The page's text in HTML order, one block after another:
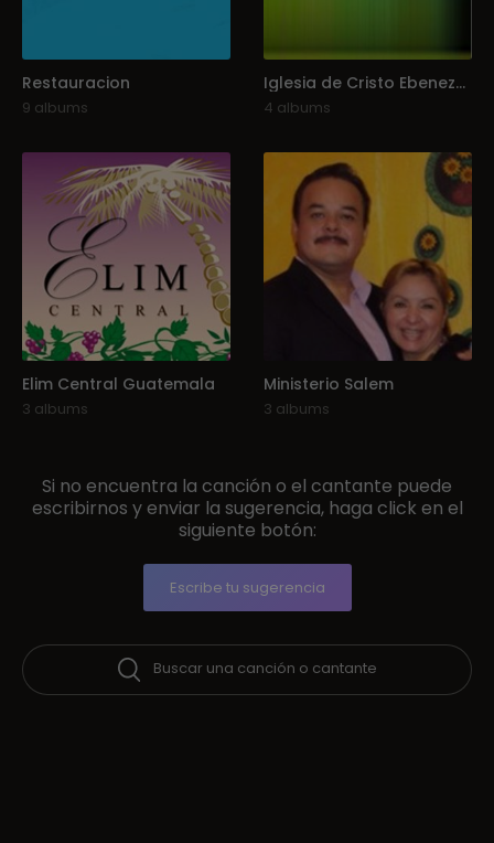
Restauracion
9 albums
Iglesia de Cristo Ebenezer Honduras
4 albums
Elim Central Guatemala
3 albums
Ministerio Salem
3 albums
Si no encuentra la canción o el cantante puede
escribirnos y enviar la sugerencia, haga click en el
siguiente botón:
Escribe tu sugerencia
Buscar una canción o cantante